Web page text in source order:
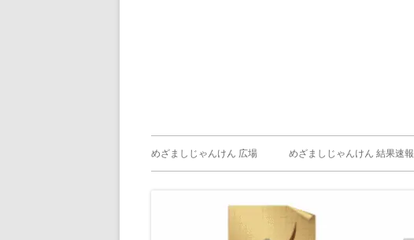
メ
めざましじゃんけん 広場 めざましじゃんけん 結果速報